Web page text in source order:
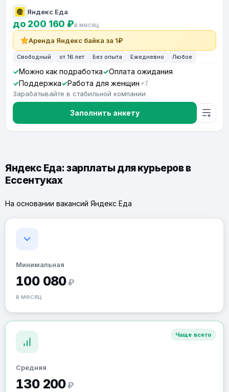
Яндекс Еда
до 200 160 ₽в месяц
Аренда Яндекс байка за 1₽
Свободный от 16 лет Без опыта Ежедневно Любое
Можно как подработка
Оплата ожидания
Поддержка
Работа для женщин +1
Зарабатывайте в стабильной компании
Заполнить анкету
Яндекс Еда: зарплаты для курьеров в
Ессентуках
На основании вакансий Яндекс Еда
Минимальная
100 080 ₽
в месяц
Чаще всего
Средняя
130 200 ₽